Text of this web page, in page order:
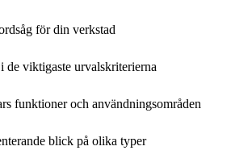
för din verkstad
viktigaste urvalskriterierna
funktioner och användningsområden
blick på olika typer